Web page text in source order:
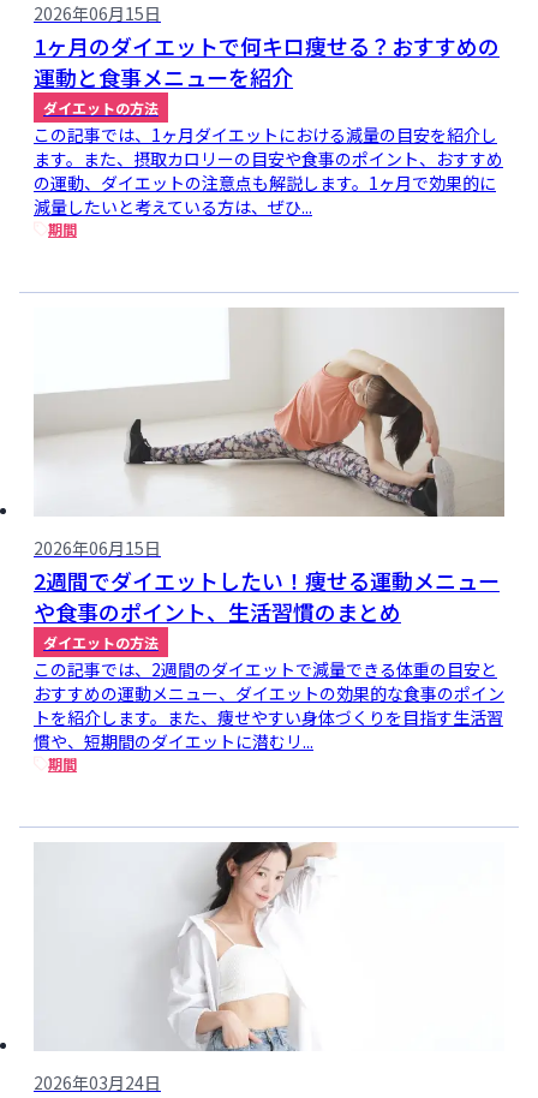
2026年06月15日
1ヶ月のダイエットで何キロ痩せる？おすすめの
運動と食事メニューを紹介
ダイエットの方法
この記事では、1ヶ月ダイエットにおける減量の目安を紹介し
ます。また、摂取カロリーの目安や食事のポイント、おすすめ
の運動、ダイエットの注意点も解説します。1ヶ月で効果的に
減量したいと考えている方は、ぜひ...
期間
2026年06月15日
2週間でダイエットしたい！痩せる運動メニュー
や食事のポイント、生活習慣のまとめ
ダイエットの方法
この記事では、2週間のダイエットで減量できる体重の目安と
おすすめの運動メニュー、ダイエットの効果的な食事のポイン
トを紹介します。また、痩せやすい身体づくりを目指す生活習
慣や、短期間のダイエットに潜むリ...
期間
2026年03月24日